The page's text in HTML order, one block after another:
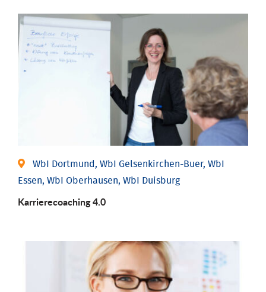
WbI Dortmund, WbI Gelsenkirchen-Buer, WbI
Essen, WbI Oberhausen, WbI Duisburg
Karriere­coaching 4.0